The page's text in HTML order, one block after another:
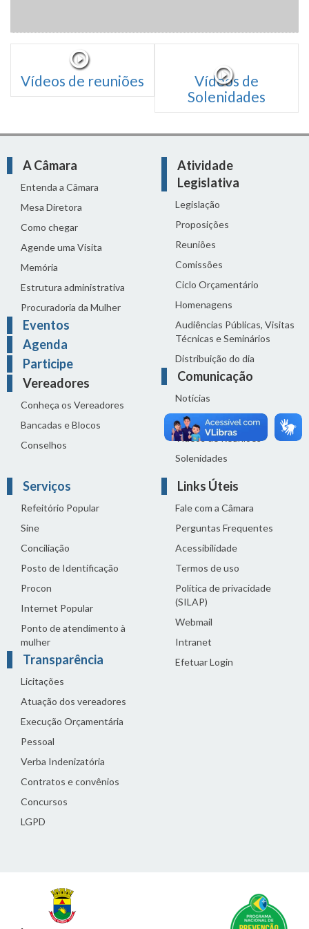
Vídeos de reuniões
Vídeos de
Solenidades
A Câmara
Entenda a Câmara
Mesa Diretora
Como chegar
Agende uma Visita
Memória
Estrutura administrativa
Procuradoria da Mulher
Eventos
Agenda
Participe
Vereadores
Conheça os Vereadores
Bancadas e Blocos
Conselhos
Atividade
Legislativa
Legislação
Proposições
Reuniões
Comissões
Ciclo Orçamentário
Homenagens
Audiências Públicas, Visitas
Técnicas e Seminários
Distribuição do dia
Comunicação
Notícias
Sala de Imprensa
Vídeos de Reuniões
Solenidades
Serviços
Refeitório Popular
Sine
Conciliação
Posto de Identificação
Procon
Internet Popular
Ponto de atendimento à
mulher
Transparência
Licitações
Atuação dos vereadores
Execução Orçamentária
Pessoal
Verba Indenizatória
Contratos e convênios
Concursos
LGPD
Links Úteis
Fale com a Câmara
Perguntas Frequentes
Acessibilidade
Termos de uso
Política de privacidade
(SILAP)
Webmail
Intranet
Efetuar Login